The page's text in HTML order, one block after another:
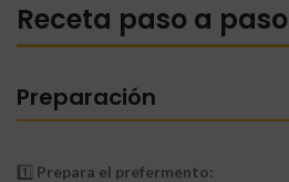
Receta paso a paso
Preparación
1️⃣ Prepara el prefermento: